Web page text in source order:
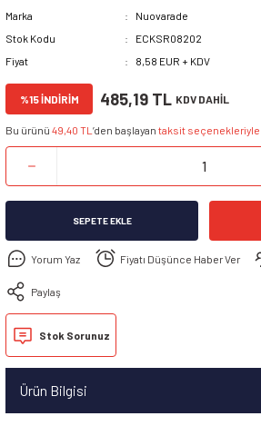
Marka
Nuovarade
Stok Kodu
ECKSR08202
Fiyat
8,58 EUR + KDV
%15 İNDİRİM 485,19 TL KDV DAHİL
Bu ürünü 49,40 TL ’den başlayan taksit seçenekleriyle
SEPETE EKLE
Yorum Yaz Fiyatı Düşünce Haber Ver
Paylaş
Stok Sorunuz
Ürün Bilgisi